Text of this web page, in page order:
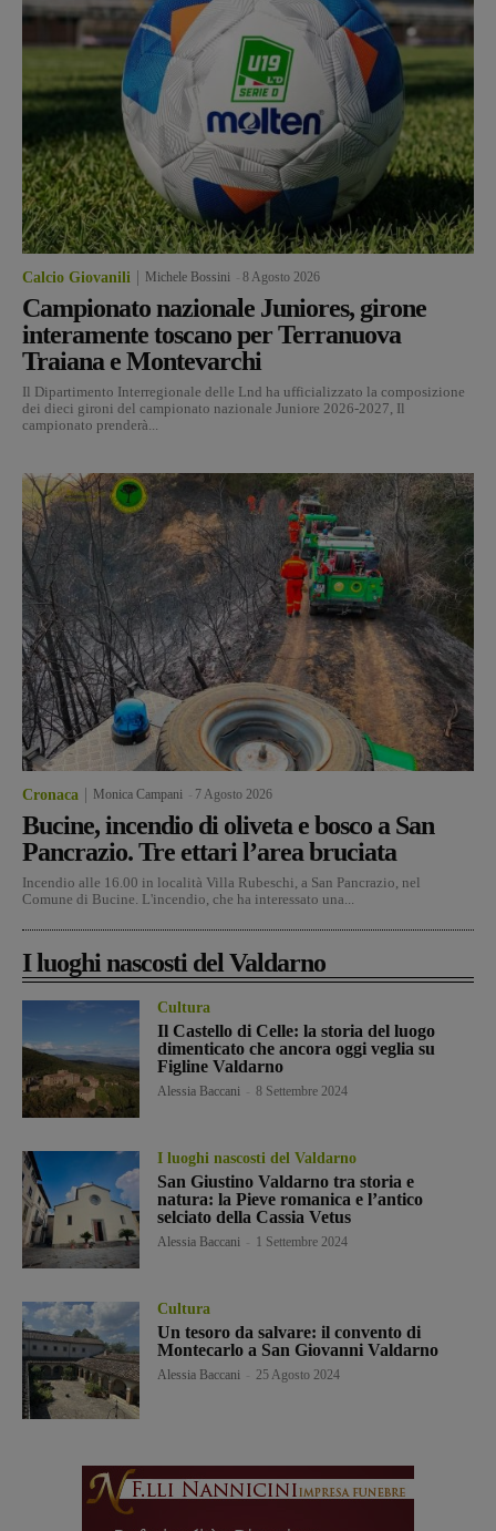
Calcio Giovanili Michele Bossini 8 Agosto 2026
Campionato nazionale Juniores, girone
interamente toscano per Terranuova
Traiana e Montevarchi
Il Dipartimento Interregionale delle Lnd ha ufficializzato la composizione
dei dieci gironi del campionato nazionale Juniore 2026-2027, Il
campionato prenderà...
Cronaca Monica Campani 7 Agosto 2026
Bucine, incendio di oliveta e bosco a San
Pancrazio. Tre ettari l’area bruciata
Incendio alle 16.00 in località Villa Rubeschi, a San Pancrazio, nel
Comune di Bucine. L'incendio, che ha interessato una...
I luoghi nascosti del Valdarno
Cultura
Il Castello di Celle: la storia del luogo
dimenticato che ancora oggi veglia su
Figline Valdarno
Alessia Baccani 8 Settembre 2024
I luoghi nascosti del Valdarno
San Giustino Valdarno tra storia e
natura: la Pieve romanica e l’antico
selciato della Cassia Vetus
Alessia Baccani 1 Settembre 2024
Cultura
Un tesoro da salvare: il convento di
Montecarlo a San Giovanni Valdarno
Alessia Baccani 25 Agosto 2024